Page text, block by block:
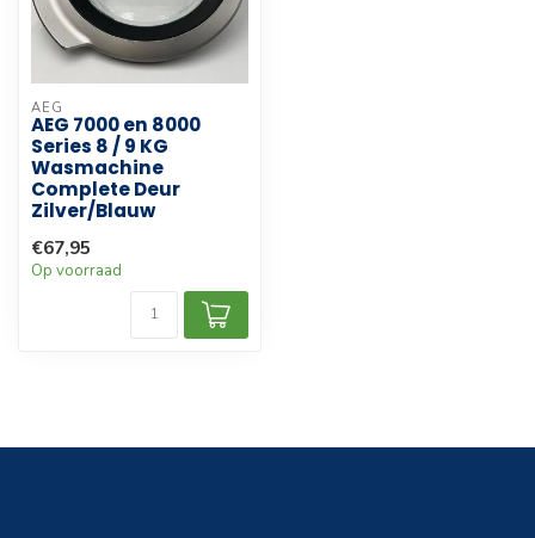
AEG
AEG 7000 en 8000
Series 8 / 9 KG
Wasmachine
Complete Deur
Zilver/Blauw
€67,95
Op voorraad